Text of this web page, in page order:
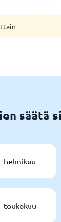
säätä
helmikuu
toukokuu